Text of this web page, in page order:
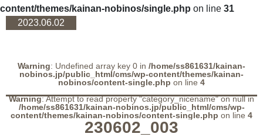
content/themes/kainan-nobinos/single.php on line 31
2023.06.02
Warning: Undefined array key 0 in /home/ss861631/kainan-
nobinos.jp/public_html/cms/wp-content/themes/kainan-
nobinos/content-single.php on line 4
Warning: Attempt to read property "category_nicename" on null in
/home/ss861631/kainan-nobinos.jp/public_html/cms/wp-
content/themes/kainan-nobinos/content-single.php on line 4
230602_003